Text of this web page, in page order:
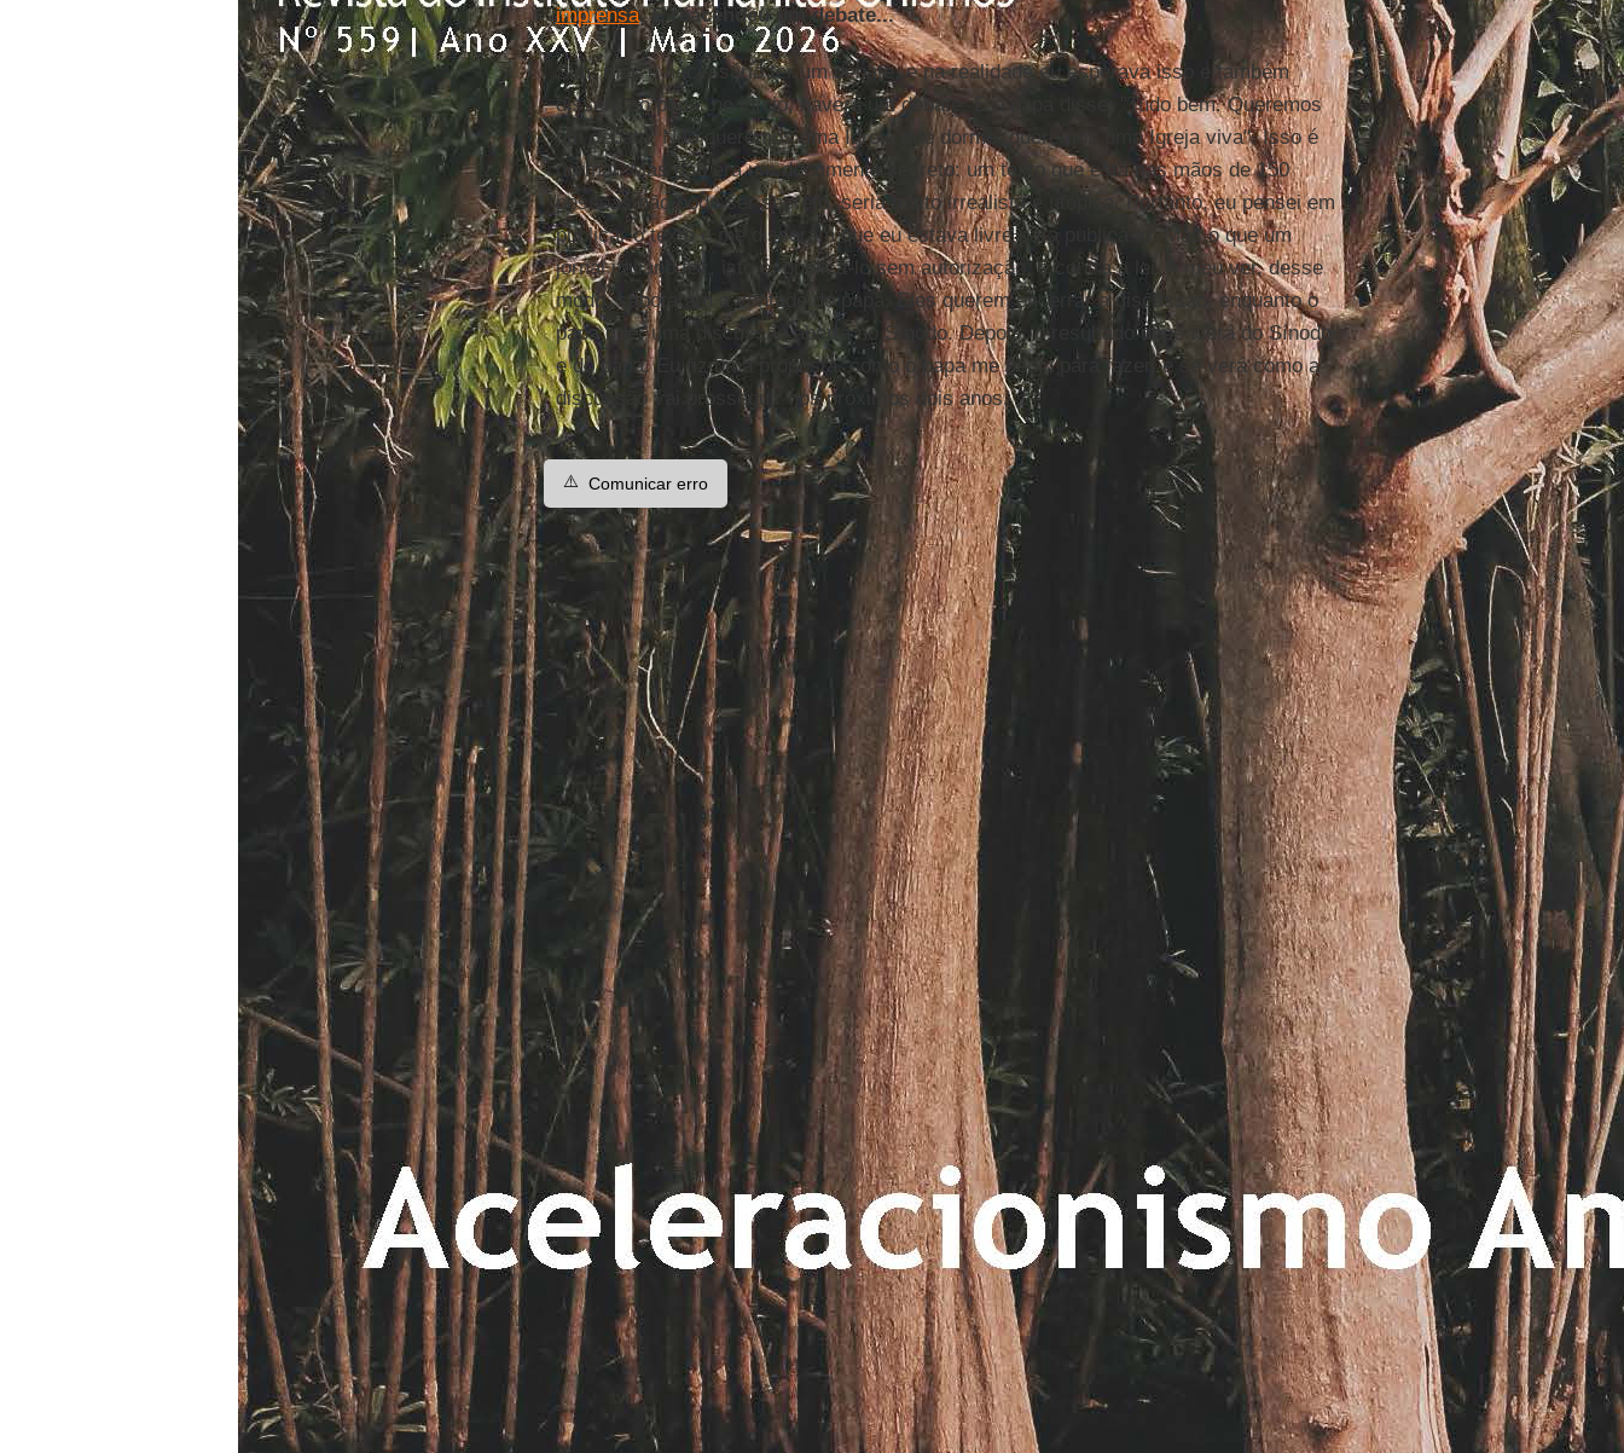
imprensa. E reacendeu um debate...
Sim, mas é necessário ter um debate, e na realidade eu esperava isso e também
dissera ao papa: no início, haverá um debate. E o papa disse: "Tudo bem. Queremos
um debate. Não queremos uma Igreja que dorme, queremos uma Igreja viva". Isso é
normal. Mas não era um documento secreto: um texto que está nas mãos de 150
pessoas não pode ser secreto, seria muito irrealista e utópica. Portanto, eu pensei em
publicar o texto e me disseram que eu estava livre para publicá-lo. Mas o que um
jornal italiano fez, isto é, publicá-lo sem autorização, é contra a lei. A meu ver, desse
modo, sabotaram a vontade do papa. Eles querem encerrar a discussão, enquanto o
papa quer uma discussão aberta no Sínodo. Depois, o resultado dependerá do Sínodo
e do papa. Eu fiz uma proposta, como o papa me pediu para fazer, e se verá como a
discussão vai prosseguir nos próximos dois anos.
⚠️ Comunicar erro